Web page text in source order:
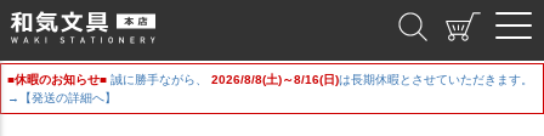
■休暇のお知らせ■ 誠に勝手ながら、 2026/8/8(土)～8/16(日)は長期休暇とさせていただきます。
→【発送の詳細へ】